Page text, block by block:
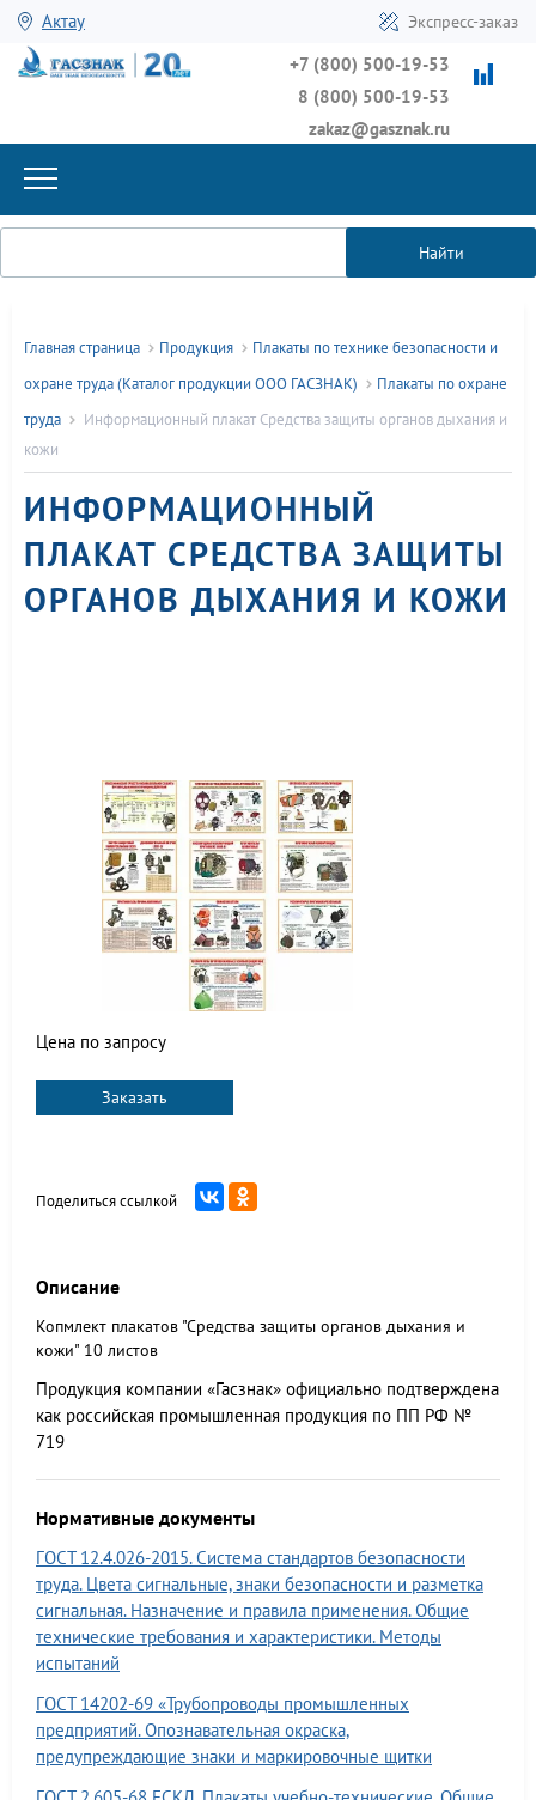
Актау Экспресс-заказ
+7 (800) 500-19-53
8 (800) 500-19-53
zakaz@gasznak.ru
Найти
Главная страница Продукция
Плакаты по технике безопасности и
охране труда (Каталог продукции ООО ГАСЗНАК)
Плакаты по охране
труда
Информационный плакат Средства защиты органов дыхания и
кожи
ИНФОРМАЦИОННЫЙ
ПЛАКАТ СРЕДСТВА ЗАЩИТЫ
ОРГАНОВ ДЫХАНИЯ И КОЖИ
Цена по запросу
Заказать
Поделиться ссылкой
Описание
Копмлект плакатов "Средства защиты органов дыхания и
кожи" 10 листов
Продукция компании «Гасзнак» официально подтверждена
как российская промышленная продукция по ПП РФ №
719
Нормативные документы
ГОСТ 12.4.026-2015. Система стандартов безопасности
труда. Цвета сигнальные, знаки безопасности и разметка
сигнальная. Назначение и правила применения. Общие
технические требования и характеристики. Методы
испытаний
ГОСТ 14202-69 «Трубопроводы промышленных
предприятий. Опознавательная окраска,
предупреждающие знаки и маркировочные щитки